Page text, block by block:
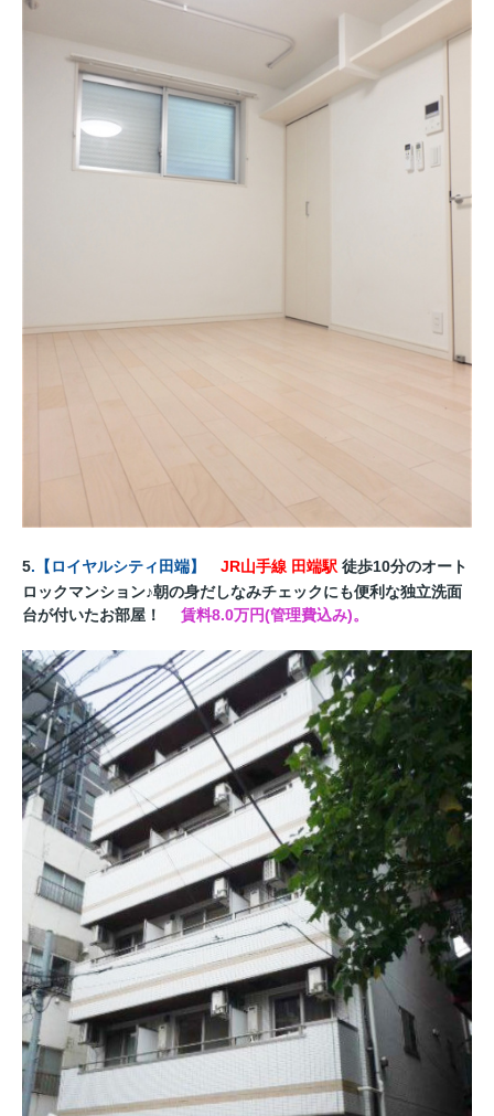
5. 【ロイヤルシティ田端】 JR山手線 田端駅 徒歩10分のオート
ロックマンション♪朝の身だしなみチェックにも便利な独立洗面
台が付いたお部屋！
賃料8.0万円(管理費込み)。